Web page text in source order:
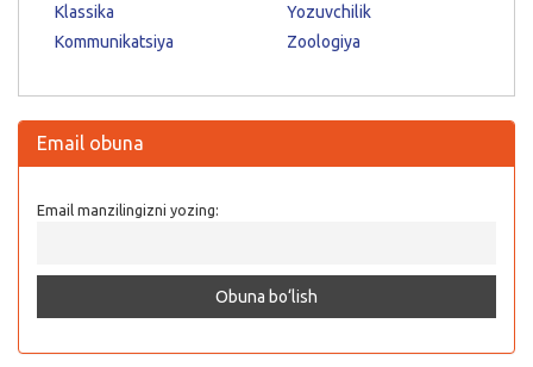
Klassika
Kommunikatsiya
Yozuvchilik
Zoologiya
Email obuna
Email manzilingizni yozing: